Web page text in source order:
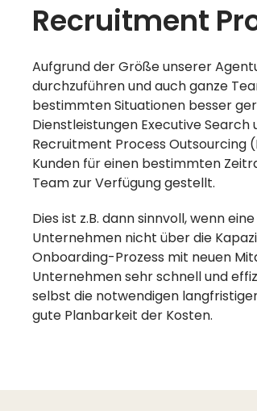
Recruitment
Aufgrund der Größe unserer
durchzuführen und auch ganze
bestimmten Situationen besser
Dienstleistungen Executive
Recruitment Process Outsourcing
Kunden für einen bestimmten
Team zur Verfügung gestellt.
Dies ist z.B. dann sinnvoll, wenn
Unternehmen nicht über die
Onboarding-Prozess mit neuen
Unternehmen sehr schnell und
selbst die notwendigen
gute Planbarkeit der Kosten.